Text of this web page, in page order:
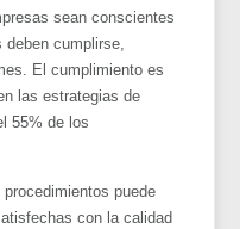
sean conscientes
cumplirse,
El cumplimiento es
las estrategias de
55% de los
puede
con la calidad